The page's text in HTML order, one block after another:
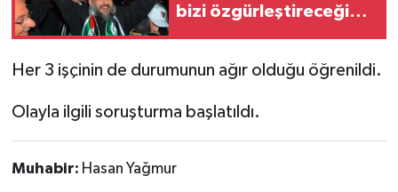
bizi özgürleştireceği
Her 3 işçinin de durumunun ağır olduğu öğrenildi.
Olayla ilgili soruşturma başlatıldı.
Muhabir: Hasan Yağmur